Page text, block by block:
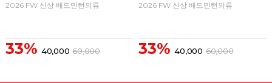
2026 FW 신상 배드민턴의류
33% 40,000 60,000
2026 FW 신상 배드민턴의류
33% 40,000 60,000